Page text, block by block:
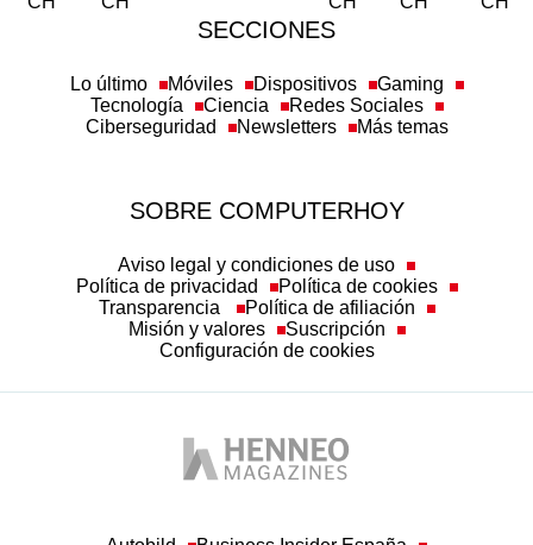
SECCIONES
Lo último Móviles Dispositivos
Gaming
Tecnología
Ciencia
Redes Sociales
Ciberseguridad
Newsletters Más temas
SOBRE COMPUTERHOY
Aviso legal y condiciones de uso
Política de privacidad
Política de cookies
Transparencia
Política de afiliación
Misión y valores
Suscripción
Configuración de cookies